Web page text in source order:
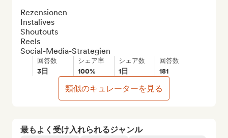
最もよく受け入れられるジャンル
Rezensionen
Instalives
Shoutouts
Reels
Social-Media-Strategien
回答数
3日
シェア率
100%
シェア数
1日
回答数
181
類似のキュレーターを見る